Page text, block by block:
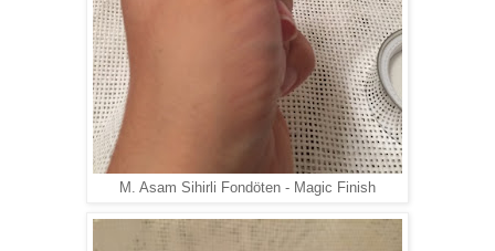
M. Asam Sihirli Fondöten - Magic Finish